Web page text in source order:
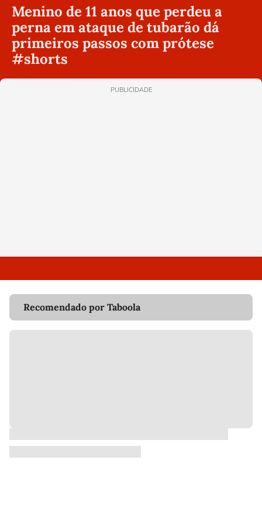
Menino de 11 anos que perdeu a
perna em ataque de tubarão dá
primeiros passos com prótese
#shorts
PUBLICIDADE
Recomendado por Taboola